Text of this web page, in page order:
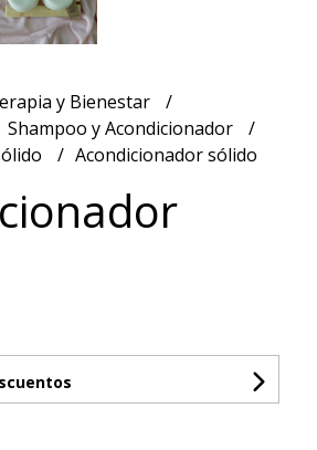
y Bienestar
Shampoo y Acondicionador
Acondicionador sólido